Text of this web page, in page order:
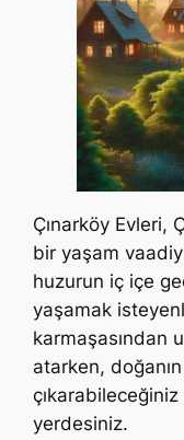
Çınarköy Evleri,
bir yaşam
huzurun iç içe
yaşamak
karmaşasından
atarken,
yerdesiniz.